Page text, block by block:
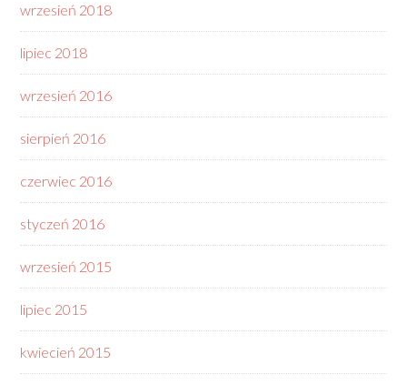
wrzesień 2018
lipiec 2018
wrzesień 2016
sierpień 2016
czerwiec 2016
styczeń 2016
wrzesień 2015
lipiec 2015
kwiecień 2015